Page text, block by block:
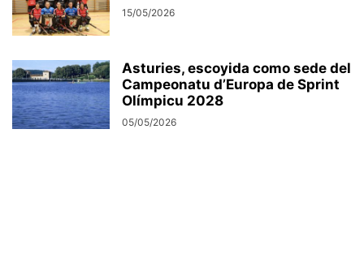
15/05/2026
Asturies, escoyida como sede del
Campeonatu d’Europa de Sprint
Olímpicu 2028
05/05/2026